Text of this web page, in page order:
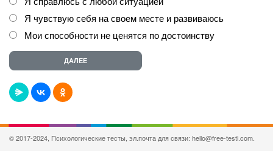
Я чувствую себя на своем месте и развиваюсь
Мои способности не ценятся по достоинству
© 2017-2024, Психологические тесты, эл.почта для связи: hello@free-testi.com.